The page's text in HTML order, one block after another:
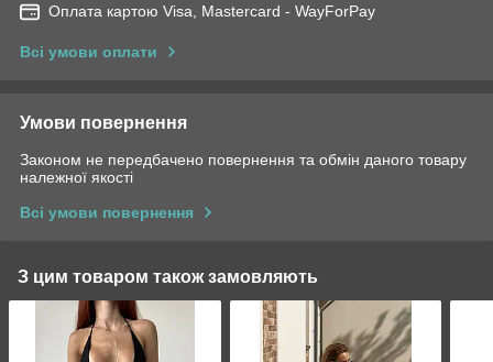
Оплата картою Visa, Mastercard - WayForPay
Всі умови оплати
Умови повернення
Законом не передбачено повернення та обмін даного товару
належної якості
Всі умови повернення
З цим товаром також замовляють